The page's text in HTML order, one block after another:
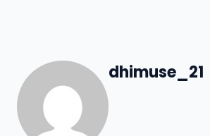
dhimuse_21